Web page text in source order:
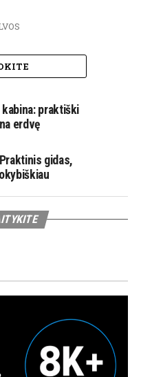
praktiški
erdvę
gidas,